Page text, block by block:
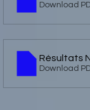
Download
Résultats
Download